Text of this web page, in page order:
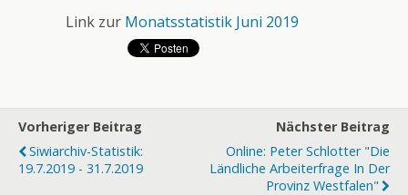
Link zur Monatsstatistik Juni 2019
Vorheriger Beitrag
Siwiarchiv-Statistik:
19.7.2019 - 31.7.2019
Nächster Beitrag
Online: Peter Schlotter "Die
Ländliche Arbeiterfrage In Der
Provinz Westfalen"